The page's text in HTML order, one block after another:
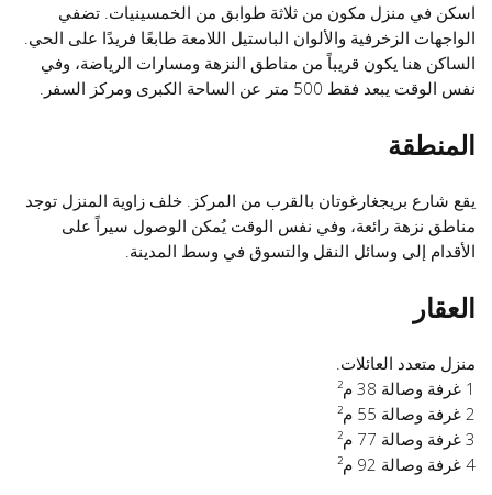
اسكن في منزل مكون من ثلاثة طوابق من الخمسينيات. تضفي
الواجهات الزخرفية والألوان الباستيل اللامعة طابعًا فريدًا على الحي.
الساكن هنا يكون قريباً من مناطق النزهة ومسارات الرياضة، وفي
نفس الوقت يبعد فقط 500 متر عن الساحة الكبرى ومركز السفر.
المنطقة
يقع شارع بريجغارغوتان بالقرب من المركز. خلف زاوية المنزل توجد
مناطق نزهة رائعة، وفي نفس الوقت يُمكن الوصول سيراً على
الأقدام إلى وسائل النقل والتسوق في وسط المدينة.
العقار
منزل متعدد العائلات.
1 غرفة وصالة 38 م²
2 غرفة وصالة 55 م²
3 غرفة وصالة 77 م²
4 غرفة وصالة 92 م²